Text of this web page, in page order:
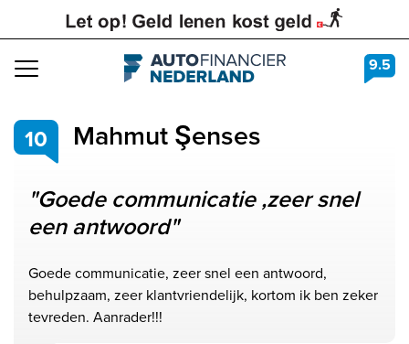
Navigation 9.5
10 Mahmut Şenses
"Goede communicatie ,zeer snel
een antwoord"
Goede communicatie, zeer snel een antwoord,
behulpzaam, zeer klantvriendelijk, kortom ik ben zeker
tevreden. Aanrader!!!